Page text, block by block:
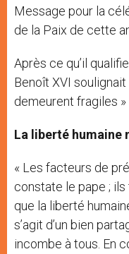
Message pour la
de la Paix de cette
Après ce qu’il
Benoît XVI
demeurent fragiles »
La liberté humaine
« Les facteurs de
constate le pape ;
que la liberté
s’agit d’un bien
incombe à tous. En